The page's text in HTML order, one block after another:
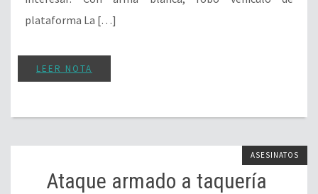
plataforma La […]
LEER NOTA
ASESINATOS
Ataque armado a taquería